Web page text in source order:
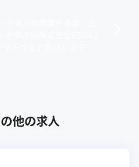
他の求人